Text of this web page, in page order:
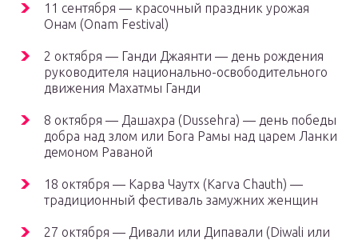
11 сентября — красочный праздник урожая
Онам (Onam Festival)
2 октября — Ганди Джаянти — день рождения
руководителя национально-освободительного
движения Махатмы Ганди
8 октября — Дашахра (Dussehra) — день победы
добра над злом или Бога Рамы над царем Ланки
демоном Раваной
18 октября — Карва Чаутх (Karva Chauth) —
традиционный фестиваль замужних женщин
27 октября — Дивали или Дипавали (Diwali или